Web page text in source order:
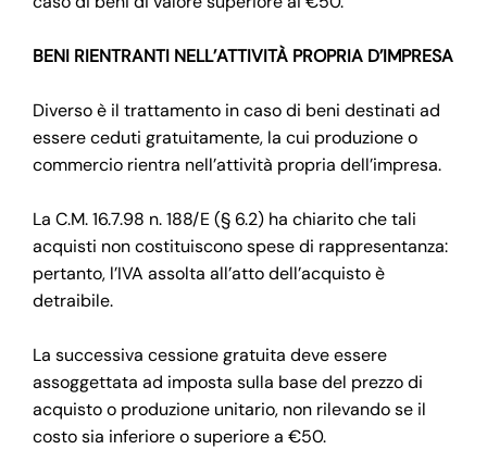
BENI RIENTRANTI NELL’ATTIVITÀ PROPRIA D’IMPRESA
Diverso è il trattamento in caso di beni destinati ad
essere ceduti gratuitamente, la cui produzione o
commercio rientra nell’attività propria dell’impresa.
La C.M. 16.7.98 n. 188/E (§ 6.2) ha chiarito che tali
acquisti non costituiscono spese di rappresentanza:
pertanto, l’IVA assolta all’atto dell’acquisto è
detraibile.
La successiva cessione gratuita deve essere
assoggettata ad imposta sulla base del prezzo di
acquisto o produzione unitario, non rilevando se il
costo sia inferiore o superiore a €50.